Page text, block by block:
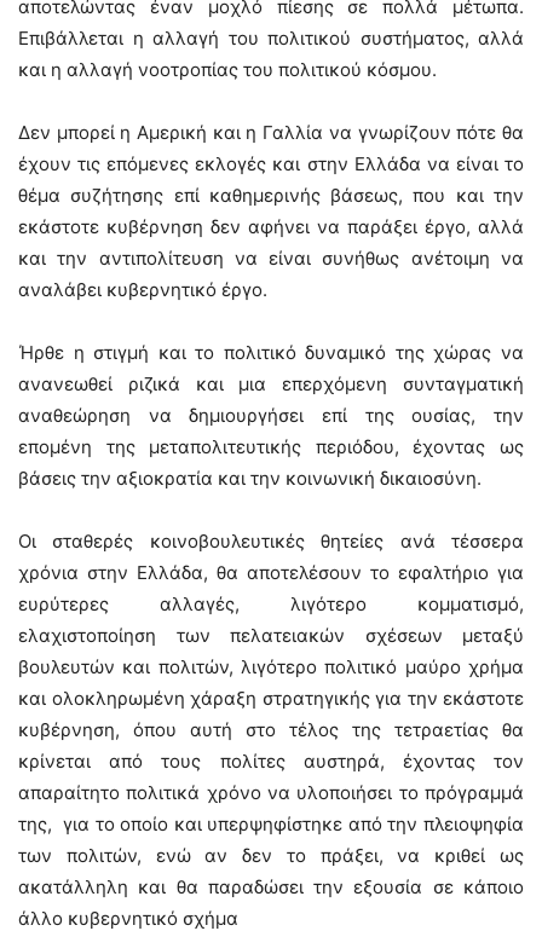
αποτελώντας έναν μοχλό πίεσης σε πολλά μέτωπα.
Επιβάλλεται η αλλαγή του πολιτικού συστήματος, αλλά
και η αλλαγή νοοτροπίας του πολιτικού κόσμου.
Δεν μπορεί η Αμερική και η Γαλλία να γνωρίζουν πότε θα
έχουν τις επόμενες εκλογές και στην Ελλάδα να είναι το
θέμα συζήτησης επί καθημερινής βάσεως, που και την
εκάστοτε κυβέρνηση δεν αφήνει να παράξει έργο, αλλά
και την αντιπολίτευση να είναι συνήθως ανέτοιμη να
αναλάβει κυβερνητικό έργο.
Ήρθε η στιγμή και το πολιτικό δυναμικό της χώρας να
ανανεωθεί ριζικά και μια επερχόμενη συνταγματική
αναθεώρηση να δημιουργήσει επί της ουσίας, την
επομένη της μεταπολιτευτικής περιόδου, έχοντας ως
βάσεις την αξιοκρατία και την κοινωνική δικαιοσύνη.
Οι σταθερές κοινοβουλευτικές θητείες ανά τέσσερα
χρόνια στην Ελλάδα, θα αποτελέσουν το εφαλτήριο για
ευρύτερες αλλαγές, λιγότερο κομματισμό,
ελαχιστοποίηση των πελατειακών σχέσεων μεταξύ
βουλευτών και πολιτών, λιγότερο πολιτικό μαύρο χρήμα
και ολοκληρωμένη χάραξη στρατηγικής για την εκάστοτε
κυβέρνηση, όπου αυτή στο τέλος της τετραετίας θα
κρίνεται από τους πολίτες αυστηρά, έχοντας τον
απαραίτητο πολιτικά χρόνο να υλοποιήσει το πρόγραμμά
της, για το οποίο και υπερψηφίστηκε από την πλειοψηφία
των πολιτών, ενώ αν δεν το πράξει, να κριθεί ως
ακατάλληλη και θα παραδώσει την εξουσία σε κάποιο
άλλο κυβερνητικό σχήμα